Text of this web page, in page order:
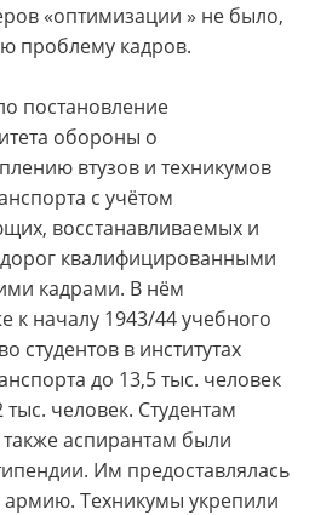
«оптимизации » не было,
проблему кадров.
постановление
обороны о
втузов и техникумов
с учётом
восстанавливаемых и
квалифицированными
кадрами. В нём
к началу 1943/44 учебного
студентов в институтах
до 13,5 тыс. человек
человек. Студентам
также аспирантам были
Им предоставлялась
армию. Техникумы укрепили